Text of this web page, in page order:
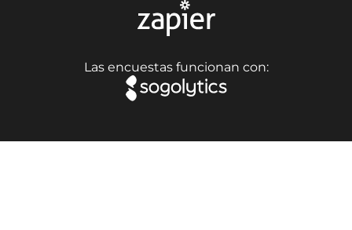
Las encuestas funcionan con: